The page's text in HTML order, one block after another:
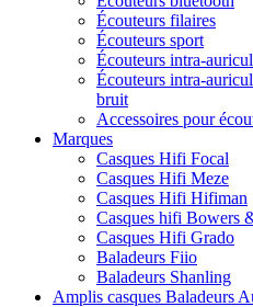
Écouteurs filaires
Écouteurs sport
Écouteurs intra-
Écouteurs intra-
bruit
Accessoires pour
Marques
Casques Hifi Focal
Casques Hifi Meze
Casques Hifi Hifiman
Casques hifi Bowers
Casques Hifi Grado
Baladeurs Fiio
Baladeurs Shanling
Amplis casques Baladeurs